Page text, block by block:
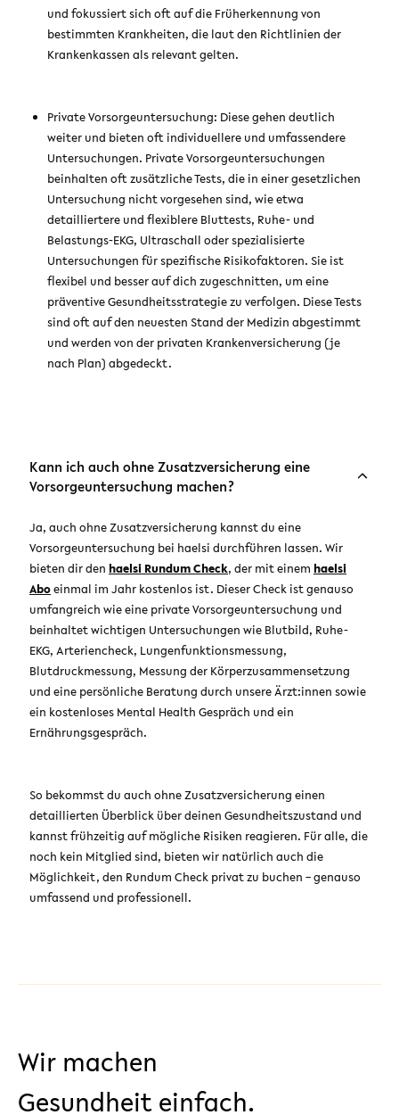
und fokussiert sich oft auf die Früherkennung von
bestimmten Krankheiten, die laut den Richtlinien der
Krankenkassen als relevant gelten.
Private Vorsorgeuntersuchung: Diese gehen deutlich
weiter und bieten oft individuellere und umfassendere
Untersuchungen. Private Vorsorgeuntersuchungen
beinhalten oft zusätzliche Tests, die in einer gesetzlichen
Untersuchung nicht vorgesehen sind, wie etwa
detailliertere und flexiblere Bluttests, Ruhe- und
Belastungs-EKG, Ultraschall oder spezialisierte
Untersuchungen für spezifische Risikofaktoren. Sie ist
flexibel und besser auf dich zugeschnitten, um eine
präventive Gesundheitsstrategie zu verfolgen. Diese Tests
sind oft auf den neuesten Stand der Medizin abgestimmt
und werden von der privaten Krankenversicherung (je
nach Plan) abgedeckt.
Kann ich auch ohne Zusatzversicherung eine
Vorsorgeuntersuchung machen?
Ja, auch ohne Zusatzversicherung kannst du eine
Vorsorgeuntersuchung bei haelsi durchführen lassen. Wir
bieten dir den haelsi Rundum Check, der mit einem haelsi
Aboeinmal im Jahr kostenlos ist. Dieser Check ist genauso
umfangreich wie eine private Vorsorgeuntersuchung und
beinhaltet wichtigen Untersuchungen wie Blutbild, Ruhe-
EKG, Arteriencheck, Lungenfunktionsmessung,
Blutdruckmessung, Messung der Körperzusammensetzung
und eine persönliche Beratung durch unsere Ärzt:innen sowie
ein kostenloses Mental Health Gespräch und ein
Ernährungsgespräch.
So bekommst du auch ohne Zusatzversicherung einen
detaillierten Überblick über deinen Gesundheitszustand und
kannst frühzeitig auf mögliche Risiken reagieren. Für alle, die
noch kein Mitglied sind, bieten wir natürlich auch die
Möglichkeit, den Rundum Check privat zu buchen – genauso
umfassend und professionell.
Wir machen
Gesundheit einfach.